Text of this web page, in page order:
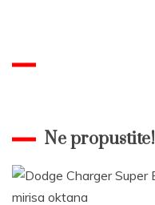
Ne propustite!